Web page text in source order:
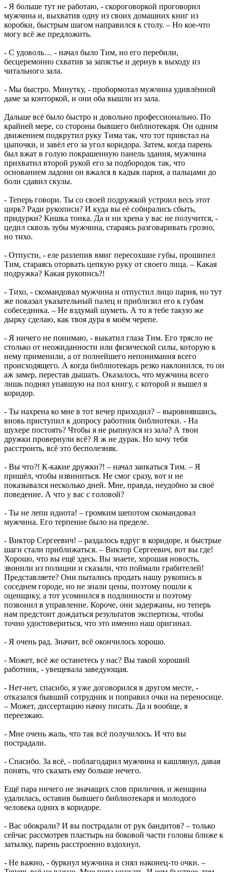
- Я больше тут не работаю, - скороговоркой проговорил
мужчина и, выхватив одну из своих домашних книг из
коробки, быстрым шагом направился к столу. – Но кое-что
могу всё же предложить.
- С удоволь… - начал было Тим, но его перебили,
бесцеремонно схватив за запястье и дернув к выходу из
читального зала.
- Мы быстро. Минутку, - пробормотал мужчина удивлённой
даме за конторкой, и они оба вышли из зала.
Дальше всё было быстро и довольно профессионально. По
крайней мере, со стороны бывшего библиотекаря. Он одним
движением подкрутил руку Тима так, что тот привстал на
цыпочки, и завёл его за угол коридора. Затем, когда парень
был вжат в голую покрашенную панель здания, мужчина
прихватил второй рукой его за подбородок так, что
основанием ладони он вжался в кадык парня, а пальцами до
боли сдавил скулы.
- Теперь говори. Ты со своей подружкой устроил весь этот
цирк? Ради рукописи? И куда вы её собирались сбыть,
придурки? Кишка тонка. Да и ни хрена у вас не получится, -
цедил сквозь зубы мужчина, стараясь разговаривать грозно,
но тихо.
- Отпусти, - еле разлепив вмиг пересохшие губы, прошипел
Тим, стараясь оторвать цепкую руку от своего лица. – Какая
подружка? Какая рукопись?!
- Тихо, - скомандовал мужчина и отпустил лицо парня, но тут
же показал указательный палец и приблизил его к губам
собеседника. – Не вздумай шуметь. А то я тебе такую же
дырку сделаю, как твоя дура в моём черепе.
- Я ничего не понимаю, - выкатил глаза Тим. Его трясло не
столько от неожиданности или физической силы, которую к
нему применили, а от полнейшего непонимания всего
происходящего. А когда библиотекарь резко наклонился, то он
аж замер, перестав дышать. Оказалось, что мужчина всего
лишь поднял упавшую на пол книгу, с которой и вышел в
коридор.
- Ты нахрена ко мне в тот вечер приходил? – выровнявшись,
вновь приступил к допросу работник библиотеки. - На
шухере постоять? Чтобы я не рыпнулся из зала? А твои
дружки провернули всё? Я ж не дурак. Но хочу тебя
расстроить, всё это бесполезняк.
- Вы что?! К-какие дружки?! – начал заикаться Тим. – Я
пришёл, чтобы извиниться. Не смог сразу, вот и не
показывался несколько дней. Мне, правда, неудобно за своё
поведение. А что у вас с головой?
- Ты не лепи идиота! – громким шепотом скомандовал
мужчина. Его терпение было на пределе.
- Виктор Сергеевич! – раздалось вдруг в коридоре, и быстрые
шаги стали приближаться. – Виктор Сергеевич, вот вы где!
Хорошо, что вы ещё здесь. Вы знаете, хорошая новость,
звонили из полиции и сказали, что поймали грабителей!
Представляете? Они пытались продать нашу рукопись в
соседнем городе, но не знали цены, поэтому пошли к
оценщику, а тот усомнился в подлинности и поэтому
позвонил в управление. Короче, они задержаны, но теперь
нам предстоит дождаться результатов экспертизы, чтобы
точно удостовериться, что это именно наш оригинал.
- Я очень рад. Значит, всё окончилось хорошо.
- Может, всё же останетесь у нас? Вы такой хороший
работник, - увещевала заведующая.
- Нет-нет, спасибо, я уже договорился в другом месте, -
отказался бывший сотрудник и поправил очки на переносице.
– Может, диссертацию начну писать. Да и вообще, я
переезжаю.
- Мне очень жаль, что так всё получилось. И что вы
пострадали.
- Спасибо. За всё, - поблагодарил мужчина и кашлянул, давая
понять, что сказать ему больше нечего.
Ещё пара ничего не значащих слов приличия, и женщина
удалилась, оставив бывшего библиотекаря и молодого
человека одних в коридоре.
- Вас обокрали? И вы пострадали от рук бандитов? – только
сейчас рассмотрев пластырь на боковой части головы ближе к
затылку, парень расстроенно вздохнул.
- Не важно, - буркнул мужчина и снял наконец-то очки. –